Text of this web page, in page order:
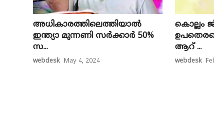
അധികാരത്തിലെത്തിയാല്‍
ഇന്ത്യാ മുന്നണി സര്‍ക്കാര്‍ 50%
സ...
webdesk May 4, 2024
കൊല്ലം
ആറ് ...
webdesk